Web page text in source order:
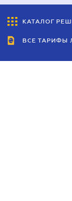
КАТАЛОГ
ВСЕ ТАРИФЫ